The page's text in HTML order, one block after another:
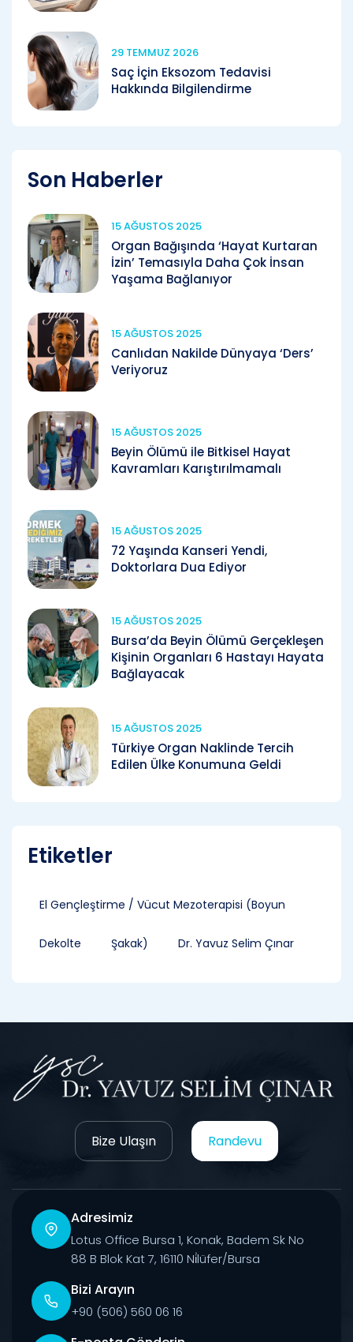
29 TEMMUZ 2026
Saç İçin Eksozom Tedavisi
Hakkında Bilgilendirme
Son Haberler
15 AĞUSTOS 2025
Organ Bağışında ‘Hayat Kurtaran
İzin’ Temasıyla Daha Çok İnsan
Yaşama Bağlanıyor
15 AĞUSTOS 2025
Canlıdan Nakilde Dünyaya ‘Ders’
Veriyoruz
15 AĞUSTOS 2025
Beyin Ölümü ile Bitkisel Hayat
Kavramları Karıştırılmamalı
15 AĞUSTOS 2025
72 Yaşında Kanseri Yendi,
Doktorlara Dua Ediyor
15 AĞUSTOS 2025
Bursa’da Beyin Ölümü Gerçekleşen
Kişinin Organları 6 Hastayı Hayata
Bağlayacak
15 AĞUSTOS 2025
Türkiye Organ Naklinde Tercih
Edilen Ülke Konumuna Geldi
Etiketler
El Gençleştirme / Vücut Mezoterapisi (Boyun
Dekolte Şakak) Dr. Yavuz Selim Çınar
Bize Ulaşın Randevu
Adresimiz
Lotus Office Bursa 1, Konak, Badem Sk No
88 B Blok Kat 7, 16110 Ni̇lüfer/Bursa
Bizi Arayın
+90 (506) 560 06 16